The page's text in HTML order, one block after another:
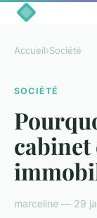
Accueil›Société
SOCIÉTÉ
cabinet
marceline — 29